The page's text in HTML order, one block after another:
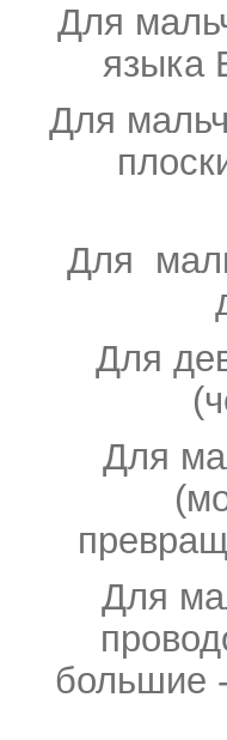
Для
языка
Для
Для
Для
Для
Для
большие